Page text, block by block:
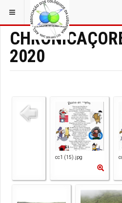
ESTÁ EM...
2020
cc1 (15).jpg